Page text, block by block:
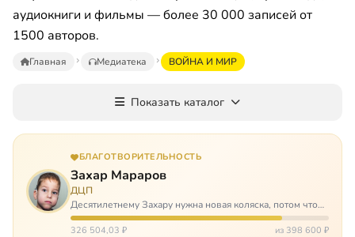
аудиокниги и фильмы — более 30 000 записей от
1500 авторов.
Главная Медиатека ВОЙНА И МИР
Показать каталог
БЛАГОТВОРИТЕЛЬНОСТЬ
Захар Мараров
ДЦП
Десятилетнему Захару нужна новая коляска, потом что
старая сломалась. А без коляски он не сможет не только
просто выходить из дома, но и продолжать лечение в
326 504,03 ₽ из 398 600 ₽